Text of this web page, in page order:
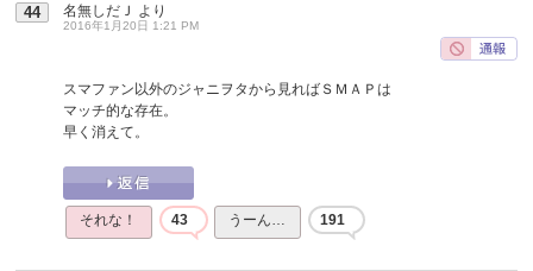
44 名無しだＪ より
2016年1月20日 1:21 PM
スマファン以外のジャニヲタから見ればＳＭＡＰは
マッチ的な存在。
早く消えて。
それな！ 43 うーん… 191